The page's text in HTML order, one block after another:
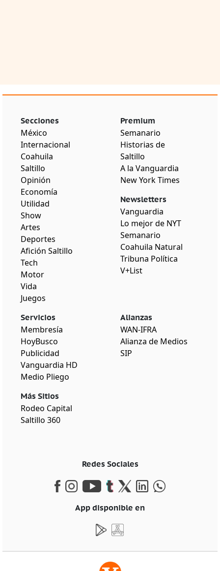
Secciones
México
Internacional
Coahuila
Saltillo
Opinión
Economía
Utilidad
Show
Artes
Deportes
Afición Saltillo
Tech
Motor
Vida
Juegos
Premium
Semanario
Historias de
Saltillo
A la Vanguardia
New York Times
Newsletters
Vanguardia
Lo mejor de NYT
Semanario
Coahuila Natural
Tribuna Política
V+List
Servicios
Membresía
HoyBusco
Publicidad
Vanguardia HD
Medio Pliego
Más Sitios
Rodeo Capital
Saltillo 360
Alianzas
WAN-IFRA
Alianza de Medios
SIP
Redes Sociales
App disponible en